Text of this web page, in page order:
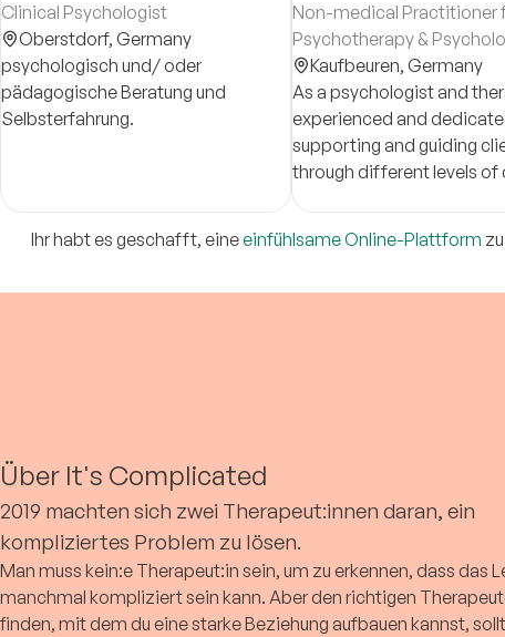
Clinical Psychologist
Oberstdorf, Germany
psychologisch und/ oder
pädagogische Beratung und
Selbsterfahrung.
Non-medical Practitioner
Psychotherapy &
Kaufbeuren, Germany
As a psychologist and
experienced and
supporting and guiding
through different levels of
depressive, anxious
acceptance.
Ihr habt es geschafft, eineeinfühlsame Online-Plattform
Über It's Complicated
2019 machten sich zwei Therapeut:innen daran, ein
kompliziertes Problem zu lösen.
Man muss kein:e Therapeut:in sein, um zu erkennen, dass das
manchmal kompliziert sein kann. Aber den richtigen
finden, mit dem du eine starke Beziehung aufbauen kannst,